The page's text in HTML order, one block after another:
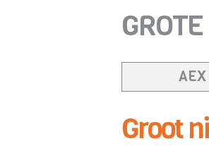
AEX
Groot